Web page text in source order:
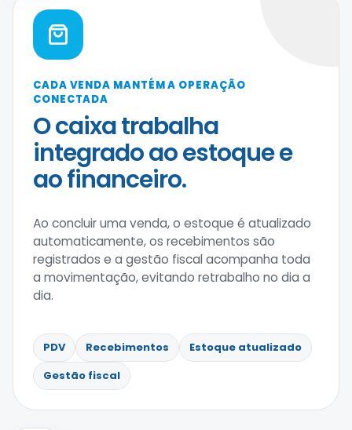
CADA VENDA MANTÉM A OPERAÇÃO
CONECTADA
O caixa trabalha
integrado ao estoque e
ao financeiro.
Ao concluir uma venda, o estoque é atualizado
automaticamente, os recebimentos são
registrados e a gestão fiscal acompanha toda
a movimentação, evitando retrabalho no dia a
dia.
PDV Recebimentos
Estoque atualizado
Gestão fiscal